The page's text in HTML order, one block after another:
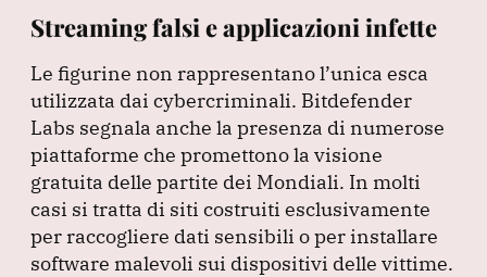
Streaming falsi e applicazioni infette
Le figurine non rappresentano l’unica esca
utilizzata dai cybercriminali. Bitdefender
Labs segnala anche la presenza di numerose
piattaforme che promettono la visione
gratuita delle partite dei Mondiali. In molti
casi si tratta di siti costruiti esclusivamente
per raccogliere dati sensibili o per installare
software malevoli sui dispositivi delle vittime.